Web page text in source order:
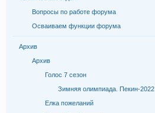
Вопросы по работе форума
Осваиваем функции форума
Архив
Архив
Голос 7 сезон
Зимняя олимпиада. Пекин-2022
Елка пожеланий